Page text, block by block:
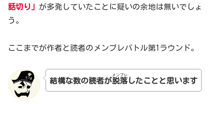
話切り」 が多発していたことに疑いの余地は無いでしょ
う。
ここまでが作者と読者のメンブレバトル第1ラウンド。
結構な数の読者が脱落
メンブレ
したことと思います